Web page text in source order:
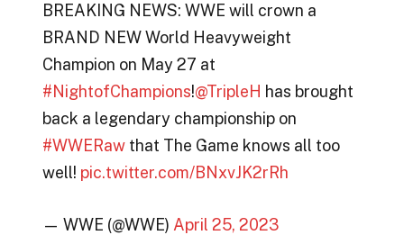
BREAKING NEWS: WWE will crown a
BRAND NEW World Heavyweight
Champion on May 27 at
#NightofChampions!@TripleH has brought
back a legendary championship on
#WWERawthat The Game knows all too
well! pic.twitter.com/BNxvJK2rRh
— WWE (@WWE) April 25, 2023